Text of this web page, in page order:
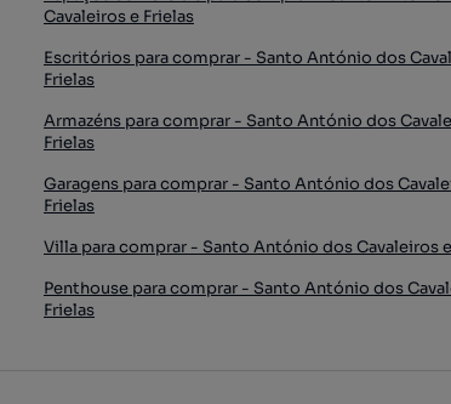
Cavaleiros e Frielas
Escritórios para comprar - Santo António dos
Frielas
Armazéns para comprar - Santo António dos
Frielas
Garagens para comprar - Santo António dos
Frielas
Villa para comprar - Santo António dos Cavaleiros
Penthouse para comprar - Santo António dos
Frielas